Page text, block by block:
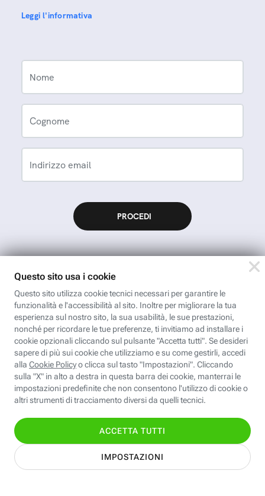
Leggi l'informativa
Nome
Cognome
Indirizzo email
App FastwebPlus
Un'app unica per
conoscere, informare,
ispirare
Seguici